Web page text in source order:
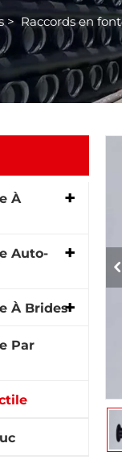
> Raccords en
À
Auto-
À Brides
Par